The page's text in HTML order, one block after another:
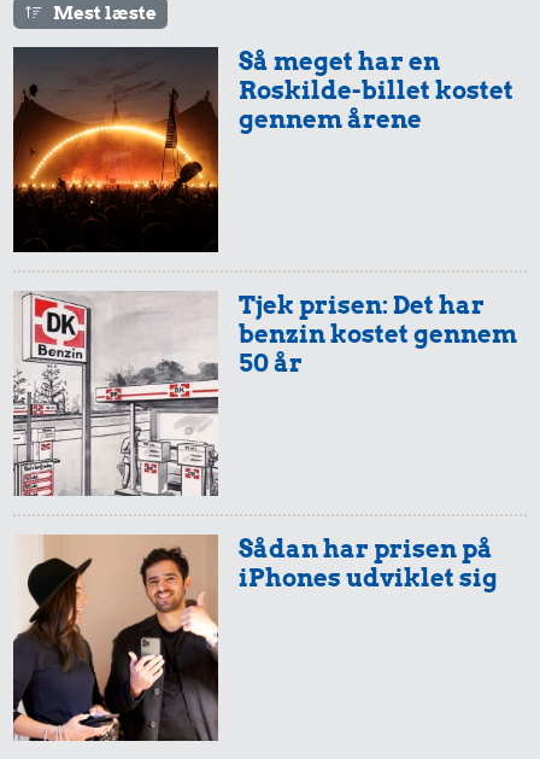
Mest læste
Så meget har en
Roskilde-billet kostet
gennem årene
Tjek prisen: Det har
benzin kostet gennem
50 år
Sådan har prisen på
iPhones udviklet sig